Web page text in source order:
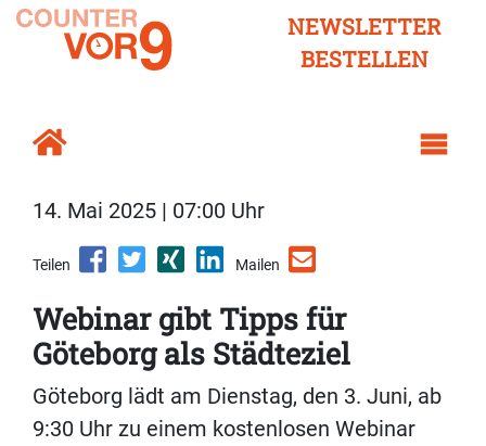
NEWSLETTER
BESTELLEN
14. Mai 2025 | 07:00 Uhr
Teilen Mailen
Webinar gibt Tipps für
Göteborg als Städteziel
Göteborg lädt am Dienstag, den 3. Juni, ab
9:30 Uhr zu einem kostenlosen Webinar